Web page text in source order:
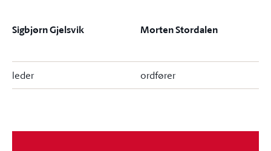
Sigbjørn Gjelsvik Morten Stordalen
leder ordfører